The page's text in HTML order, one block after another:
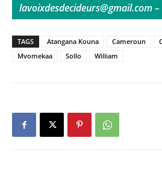
lavoixdesdecideurs@gmail.com –
TAGS Atangana Kouna Cameroun
Mvomekaa
Sollo William